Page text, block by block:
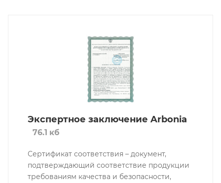
Экспертное заключение Arbonia
76.1 кб
Сертификат соответствия – документ,
подтверждающий соответствие продукции
требованиям качества и безопасности,